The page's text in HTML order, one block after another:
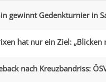
gewinnt Gedenkturnier in
hat nur ein Ziel: „Blicken nicht